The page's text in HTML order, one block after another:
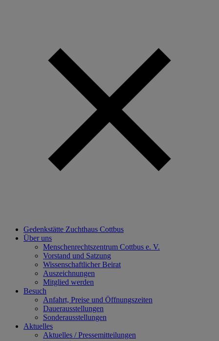
Gedenkstätte Zuchthaus Cottbus
Über uns
Menschenrechtszentrum Cottbus e. V.
Vorstand und Satzung
Wissenschaftlicher Beirat
Auszeichnungen
Mitglied werden
Besuch
Anfahrt, Preise und Öffnungszeiten
Dauerausstellungen
Sonderausstellungen
Aktuelles
Aktuelles / Pressemitteilungen